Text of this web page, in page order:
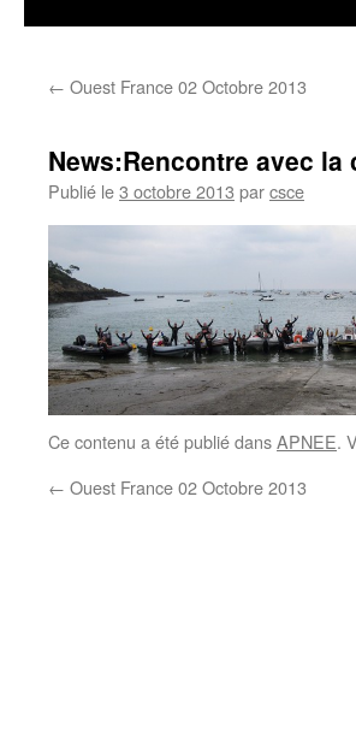
← Ouest France 02 Octobre 2013
News:Rencontre avec
Publié le3 octobre 2013 parcsce
Ce contenu a été publié dansAPNEE.
← Ouest France 02 Octobre 2013